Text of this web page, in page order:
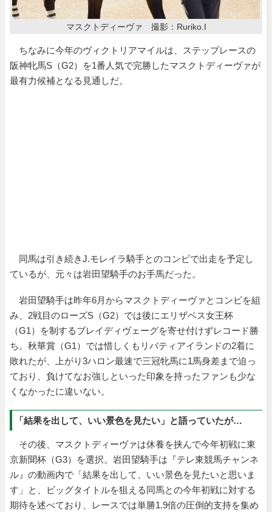
マスクトディーヴァ 撮影：Ruriko.I
ちなみに今年のヴィクトリアマイルは、ステップレースの
阪神牝馬S（G2）を1番人気で完勝したマスクトディーヴァが
最有力候補となる見通しだ。
同馬は引き続きJ.モレイラ騎手とのコンビで出走を予定し
ているが、元々は岩田望騎手のお手馬だった。
岩田望騎手は昨年6月からマスクトディーヴァとコンビを組
み、2戦目のローズS（G2）では後にエリザベス女王杯
（G1）を制するブレイディヴェーグを寄せ付けずレコード勝
ち。秋華賞（G1）では惜しくもリバティアイランドの2着に
敗れたが、上がり3ハロン最速で三冠牝馬に1馬身差まで迫っ
ており、負けてなお強しといった印象を持ったファンも少な
くなかったに違いない。
「結果を出して、いい景色を見たい」と語っていたが…
その後、マスクトディーヴァは休養を挟んで今年初戦に東
京新聞杯（G3）を選択。岩田望騎手は『テレ東競馬チャンネ
ル』の動画内で「結果を出して、いい景色を見たいと思いま
す」と、ビッグタイトルを狙える同馬との今年初戦に対する
期待を述べており、レースでは単勝1.9倍の圧倒的支持を集め